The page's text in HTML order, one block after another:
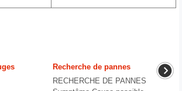
Recherche de pannes
RECHERCHE DE PANNES